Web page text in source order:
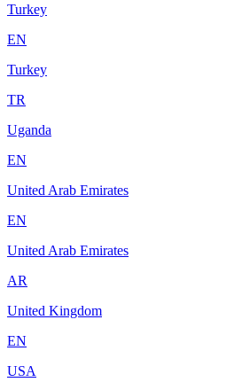
Turkey
EN
Turkey
TR
Uganda
EN
United Arab Emirates
EN
United Arab Emirates
AR
United Kingdom
EN
USA